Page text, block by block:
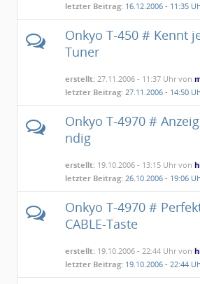
letzter Beitrag: 16.12.2006 - 11:35
Onkyo T-450 # Kennt
Tuner
erstellt: 27.11.2006 - 11:37 Uhr von
letzter Beitrag: 27.11.2006 - 14:50
Onkyo T-4970 #
ndig
erstellt: 19.10.2006 - 13:15 Uhr von
letzter Beitrag: 26.10.2006 - 19:06
Onkyo T-4970 #
CABLE-Taste
erstellt: 19.10.2006 - 22:44 Uhr von
letzter Beitrag: 19.10.2006 - 22:44